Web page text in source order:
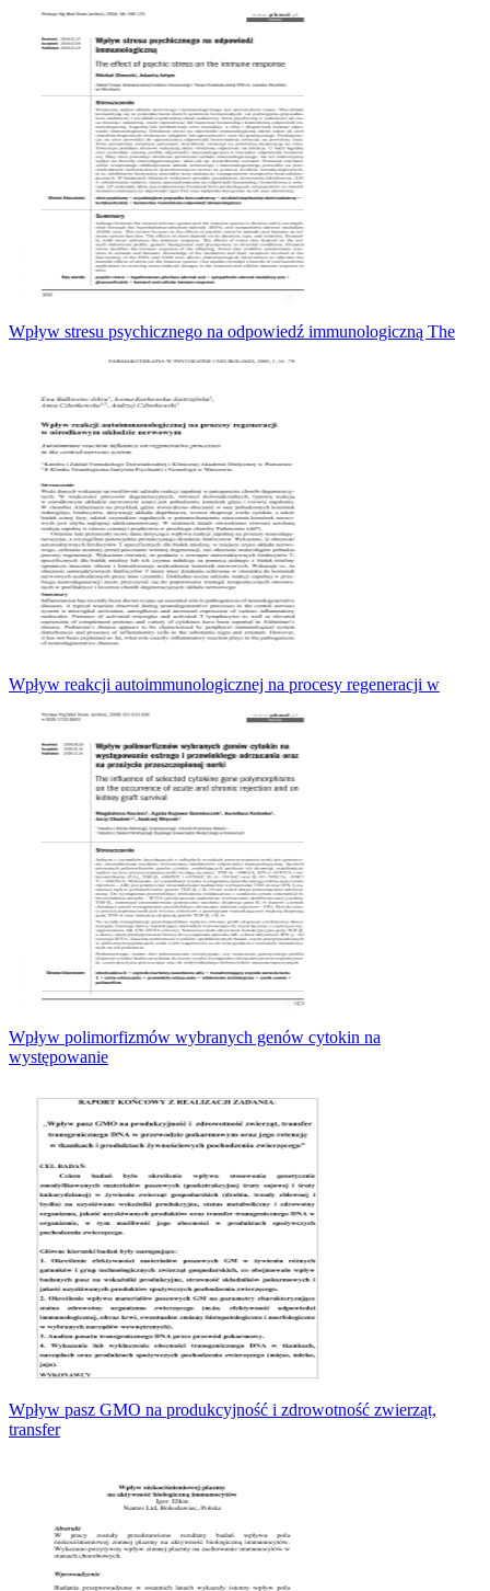
Wpływ stresu psychicznego na odpowiedź immunologiczną The
Wpływ reakcji autoimmunologicznej na procesy regeneracji w
Wpływ polimorfizmów wybranych genów cytokin na
występowanie
Wpływ pasz GMO na produkcyjność i zdrowotność zwierząt,
transfer